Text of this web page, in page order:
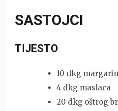
SASTOJCI
TIJESTO
10 dkg
4 dkg maslaca
20 dkg oštrog